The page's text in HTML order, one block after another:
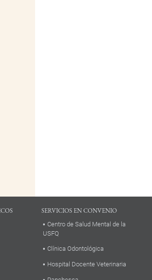
SERVICIOS EN CONVENIO
Centro de Salud Mental de la
USFQ
Clínica Odontológica
Hospital Docente Veterinaria